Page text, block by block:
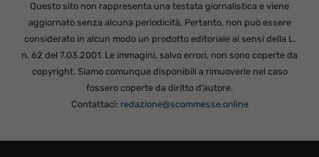
Questo sito non rappresenta una testata giornalistica e viene
aggiornato senza alcuna periodicità. Pertanto, non può essere
considerato in alcun modo un prodotto editoriale ai sensi della L.
n. 62 del 7.03.2001. Le immagini, salvo errori, non sono coperte da
copyright. Siamo comunque disponibili a rimuoverle nel caso
fossero coperte da diritto d’autore.
Contattaci: redazione@scommesse.online